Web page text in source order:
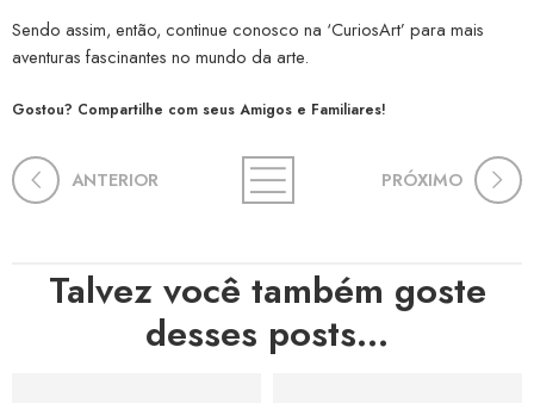
Sendo assim, então, continue conosco na ‘CuriosArt’ para mais
aventuras fascinantes no mundo da arte.
Gostou? Compartilhe com seus Amigos e Familiares!
ANTERIOR PRÓXIMO
Talvez você também goste
desses posts...